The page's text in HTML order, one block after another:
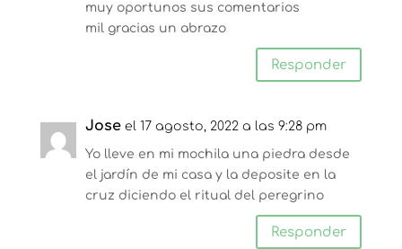
muy oportunos sus comentarios
mil gracias un abrazo
Responder
Jose el 17 agosto, 2022 a las 9:28 pm
Yo lleve en mi mochila una piedra desde
el jardín de mi casa y la deposite en la
cruz diciendo el ritual del peregrino
Responder